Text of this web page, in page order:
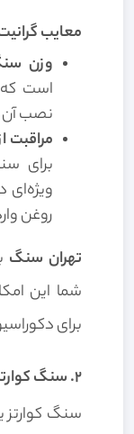
معایب
وزن
است
نصب آن
مراقبت
برای
ویژه‌ای
روغن
تهران سنگ
شما این
برای
2. سنگ کوارتز: انتخابی مدرن و مقاوم
سنگ کوارتز